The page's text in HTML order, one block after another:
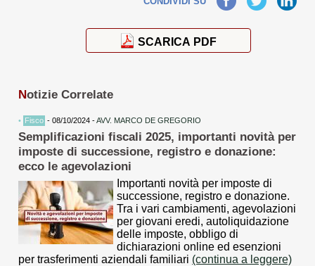
SCARICA PDF
Notizie Correlate
• Fisco - 08/10/2024 -AVV. MARCO DE GREGORIO
Semplificazioni fiscali 2025, importanti novità per
imposte di successione, registro e donazione:
ecco le agevolazioni
Importanti novità per imposte di
successione, registro e donazione.
Tra i vari cambiamenti, agevolazioni
per giovani eredi, autoliquidazione
delle imposte, obbligo di
dichiarazioni online ed esenzioni
per trasferimenti aziendali familiari (continua a leggere)